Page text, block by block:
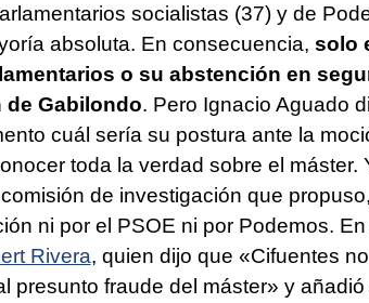
socialistas (37) y de
absoluta. En consecuencia, solo
o su abstención en
de Gabilondo. Pero Ignacio Aguado
cuál sería su postura ante la
toda la verdad sobre el máster.
de investigación que
ni por el PSOE ni por Podemos.
Rivera, quien dijo que «Cifuentes
presunto fraude del máster» y